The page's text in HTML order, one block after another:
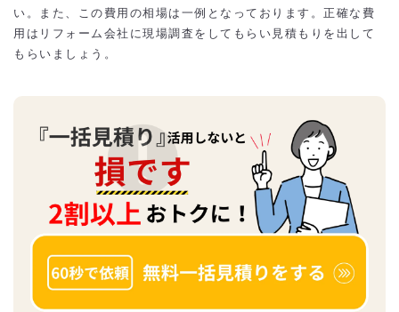
い。また、この費用の相場は一例となっております。正確な費
用はリフォーム会社に現場調査をしてもらい見積もりを出して
もらいましょう。